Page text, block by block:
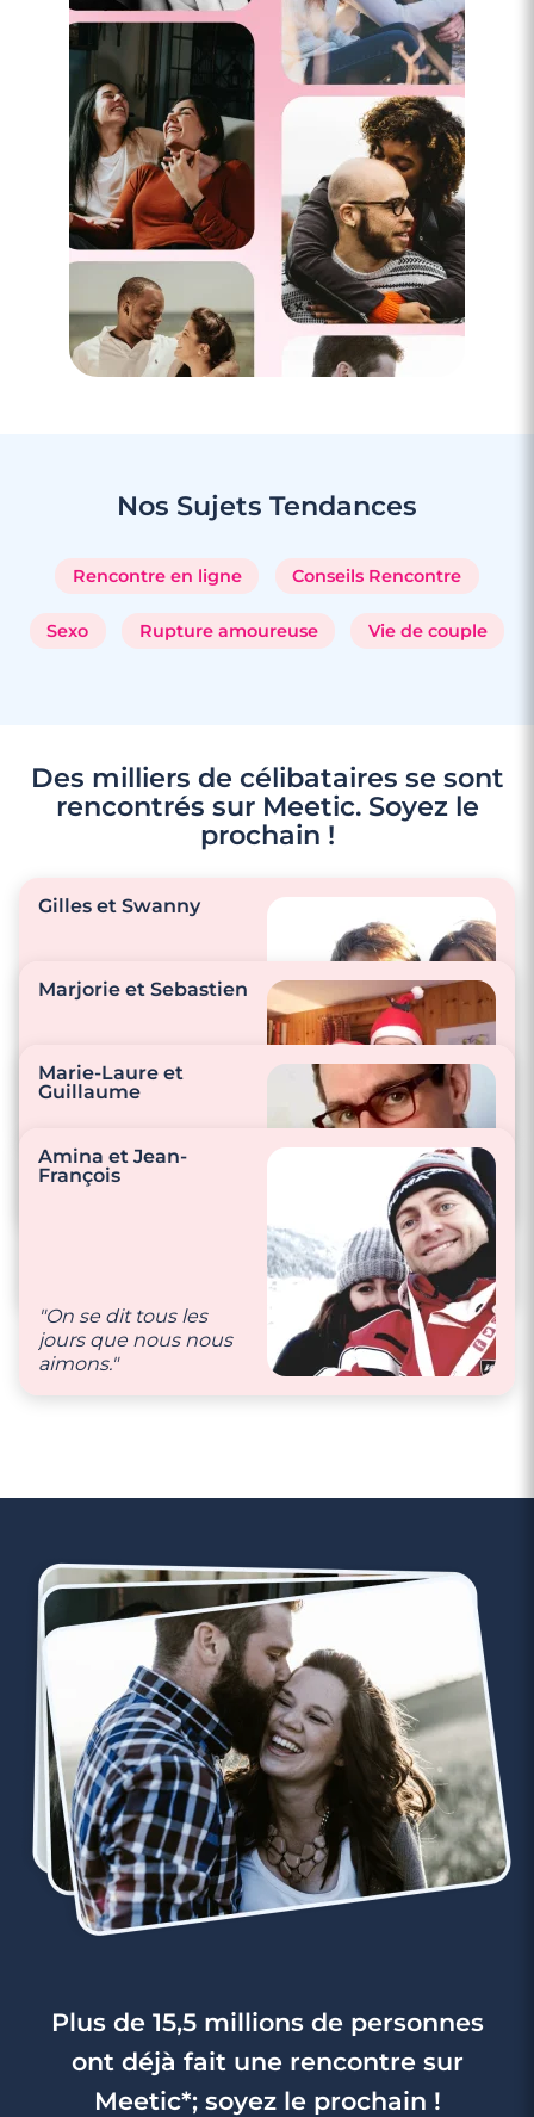
Nos Sujets Tendances
Rencontre en ligne Conseils Rencontre
Sexo Rupture amoureuse Vie de couple
Des milliers de célibataires se sont
rencontrés sur Meetic. Soyez le
prochain !
Gilles et Swanny
petites attentions
passent par des petits
Marjorie et Sebastien
surmonter les
difficultés de la vie, se
Marie-Laure et
Guillaume
nous sommes
ensemble."
Amina et Jean-
François
"On se dit tous les
jours que nous nous
aimons."
Plus de 15,5 millions de personnes
ont déjà fait une rencontre sur
Meetic*; soyez le prochain !